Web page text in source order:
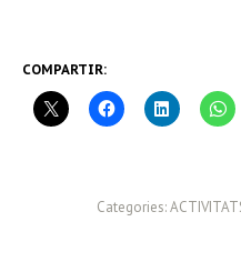
COMPARTIR:
Categories: